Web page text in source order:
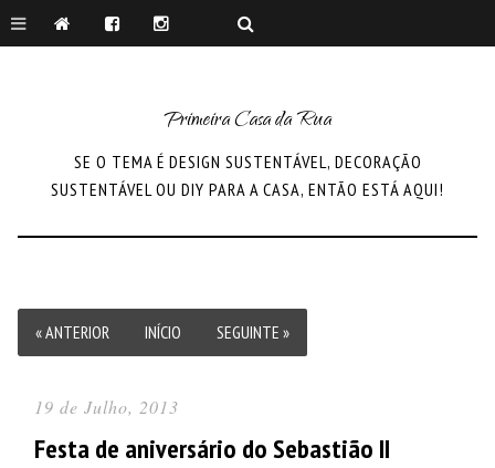
Primeira Casa da Rua
SE O TEMA É DESIGN SUSTENTÁVEL, DECORAÇÃO
SUSTENTÁVEL OU DIY PARA A CASA, ENTÃO ESTÁ AQUI!
« ANTERIOR INÍCIO SEGUINTE »
19 de Julho, 2013
Festa de aniversário do Sebastião II